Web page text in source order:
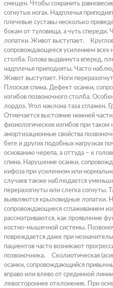
смещен. Чтобы сохранить
согнутых ногах. Надплечья
плечевые суставы несколько
бокам от туловища, а чуть спереди.
лопатки. Живот выступает.
сопровождающееся усилением всех
столба. Голова выдвинута вперед,
надплечья приподняты. Часто
Живот выступает. Ноги
Плоская спина. Дефект осанки,
изгибов позвоночного столба.
лордоз. Угол наклона таза сглажен.
Отмечается выстояние нижней
физиологических изгибов при
амортизационные свойства
беге и других подобных нагрузках
основанию черепа, а оттуда – к
спина. Нарушение осанки,
кифоза при усиленном или
случаев также наблюдается
переразогнуты или слегка согнуты.
выявляются крыловидные лопатки.
сопровождающиеся сглаживанием
рассматриваются, как проявление
костно-мышечной системы.
повреждается даже при
пациентов часто возникают
позвоночника.
Сколиотическая
осанки, сопровождающийся
вправо или влево от срединной
левостороннее отклонение. При